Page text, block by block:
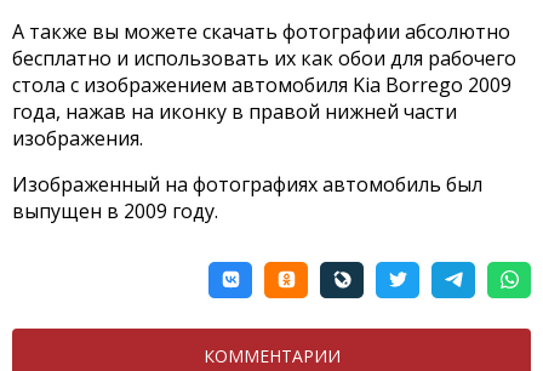
А также вы можете скачать фотографии абсолютно
бесплатно и использовать их как обои для рабочего
стола с изображением автомобиля Kia Borrego 2009
года, нажав на иконку в правой нижней части
изображения.
Изображенный на фотографиях автомобиль был
выпущен в 2009 году.
КОММЕНТАРИИ